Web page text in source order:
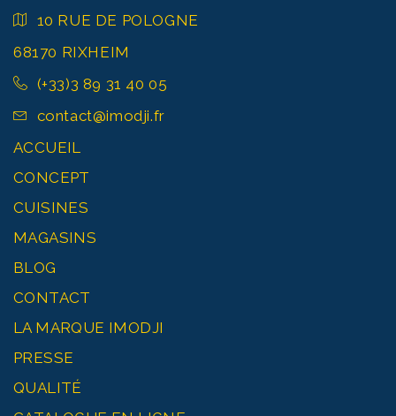
10 RUE DE POLOGNE
68170 RIXHEIM
(+33)3 89 31 40 05
contact@imodji.fr
ACCUEIL
CONCEPT
CUISINES
MAGASINS
BLOG
CONTACT
LA MARQUE IMODJI
PRESSE
QUALITÉ